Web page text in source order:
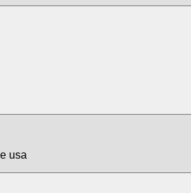
Menü
usa